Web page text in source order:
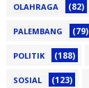
OLAHRAGA (82)
PALEMBANG (79)
POLITIK (188)
SOSIAL (123)